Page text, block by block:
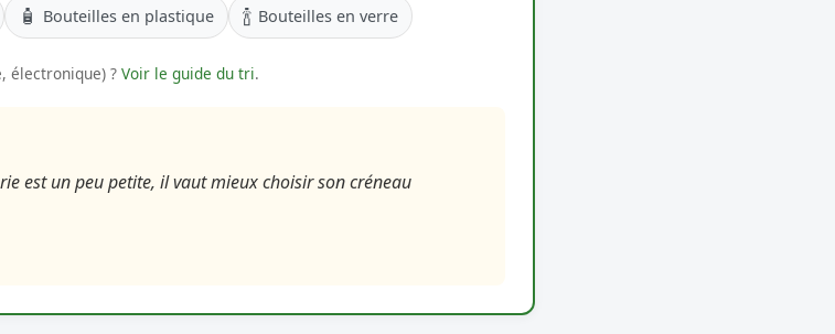
🧴 Bouteilles en plastique 🍾 Bouteilles en verre
électronique) ? Voir le guide du tri.
est un peu petite, il vaut mieux choisir son créneau